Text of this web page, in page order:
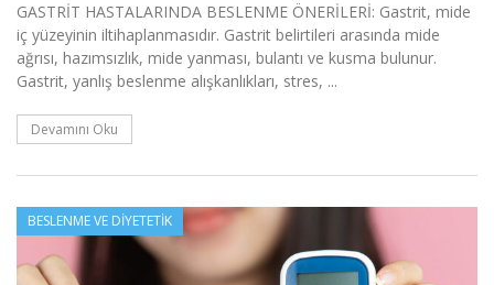
GASTRİT HASTALARINDA BESLENME ÖNERİLERİ: Gastrit, mide
iç yüzeyinin iltihaplanmasıdır. Gastrit belirtileri arasında mide
ağrısı, hazımsızlık, mide yanması, bulantı ve kusma bulunur.
Gastrit, yanlış beslenme alışkanlıkları, stres, ...
Devamını Oku
BESLENME VE DIYETETIK